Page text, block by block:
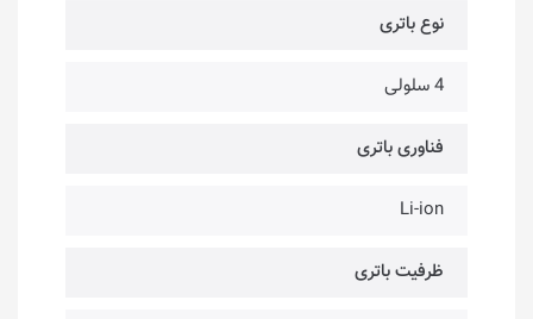
نوع باتری
4 سلولی
فناوری باتری
Li-ion
ظرفیت باتری